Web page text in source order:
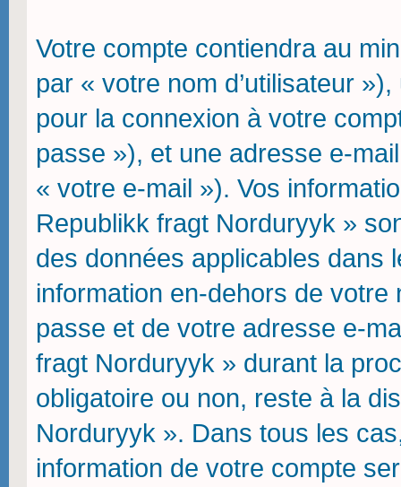
Votre compte contiendra au
par « votre nom d’utilisateur
pour la connexion à votre
passe »), et une adresse e-
« votre e-mail »). Vos
Republikk fragt Norduryyk »
des données applicables dans
information en-dehors de votre
passe et de votre adresse e-
fragt Norduryyk » durant la
obligatoire ou non, reste à la
Norduryyk ». Dans tous les
information de votre compte